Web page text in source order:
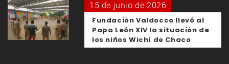
15 de junio de 2026
Fundación Valdocco llevó al
Papa León XIV la situación de
los niños Wichí de Chaco